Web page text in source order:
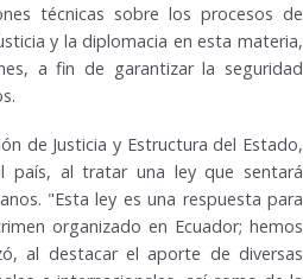
técnicas sobre los procesos de
y la diplomacia en esta materia,
a fin de garantizar la seguridad
de Justicia y Estructura del Estado,
país, al tratar una ley que sentará
"Esta ley es una respuesta para
organizado en Ecuador; hemos
al destacar el aporte de diversas